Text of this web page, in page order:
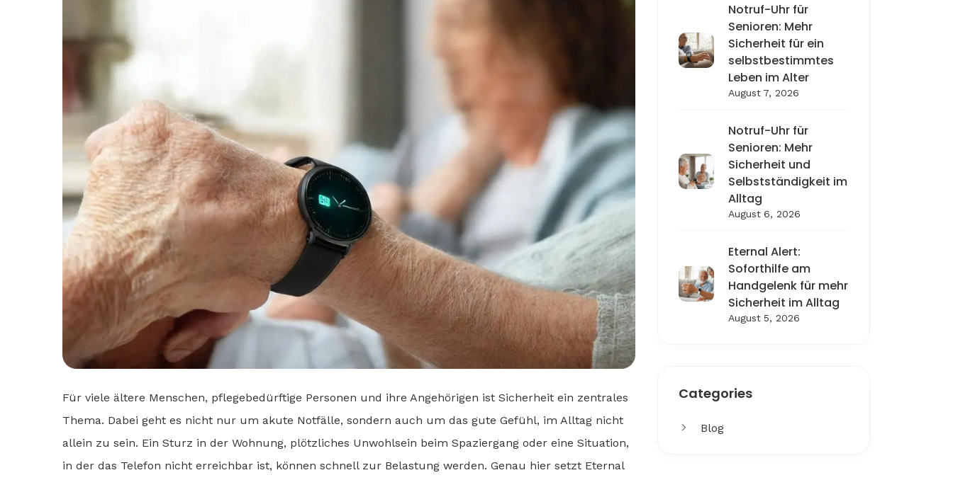
Notruf-Uhr für
Senioren: Mehr
Sicherheit für ein
selbstbestimmtes
Leben im Alter
August 7, 2026
Notruf-Uhr für
Senioren: Mehr
Sicherheit und
Selbstständigkeit im
Alltag
August 6, 2026
Eternal Alert:
Soforthilfe am
Handgelenk für mehr
Sicherheit im Alltag
August 5, 2026
Categories
Blog
Für viele ältere Menschen, pflegebedürftige Personen und ihre Angehörigen ist Sicherheit ein zentrales
Thema. Dabei geht es nicht nur um akute Notfälle, sondern auch um das gute Gefühl, im Alltag nicht
allein zu sein. Ein Sturz in der Wohnung, plötzliches Unwohlsein beim Spaziergang oder eine Situation,
in der das Telefon nicht erreichbar ist, können schnell zur Belastung werden. Genau hier setzt Eternal